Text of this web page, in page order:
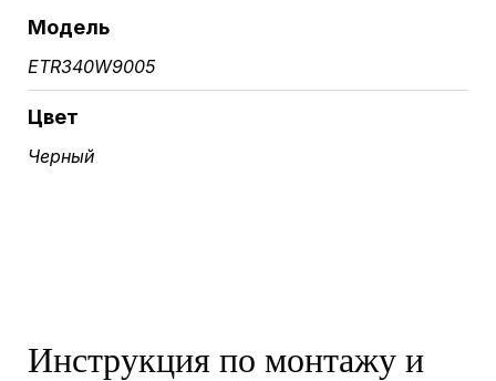
Модель
ETR340W9005
Цвет
Черный
Инструкция по монтажу и